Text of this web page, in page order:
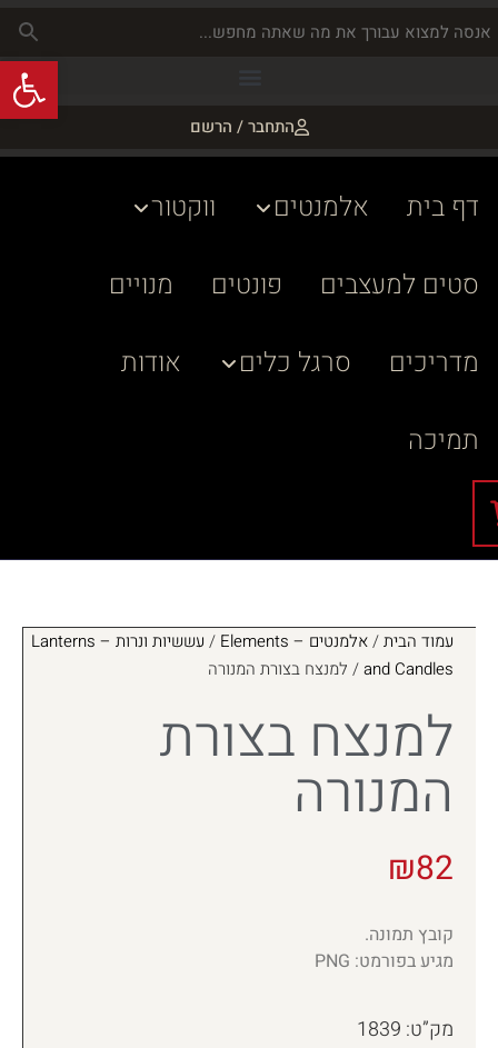
התחבר / הרשם
דף בית אלמנטים
ווקטור
סטים למעצבים
פונטים
מנויים
מדריכים
סרגל כלים
אודות
תמיכה
עמוד הבית/אלמנטים – Elements /
עששיות ונרות – Lanterns
and Candles/ למנצח בצורת המנורה
למנצח בצורת
המנורה
₪82
קובץ תמונה.
מגיע בפורמט: PNG
מק”ט: 1839